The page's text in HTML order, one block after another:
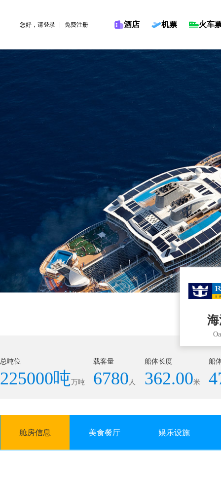
您好，请登录 免费注册 酒店 机票 火车
总吨位
225000吨万吨
载客量
6780 人
船体长度
362.00米
船
舱房信息 美食餐厅 娱乐设施